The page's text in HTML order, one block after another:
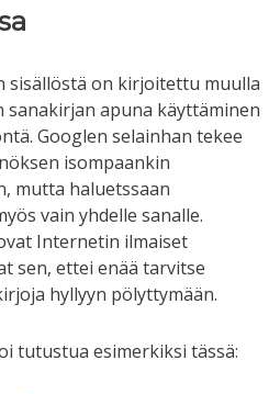
sisällöstä on kirjoitettu muulla
sanakirjan apuna käyttäminen
Googlen selainhan tekee
isompaankin
mutta haluetssaan
vain yhdelle sanalle.
Internetin ilmaiset
sen, ettei enää tarvitse
hyllyyn pölyttymään.
tutustua esimerkiksi tässä: